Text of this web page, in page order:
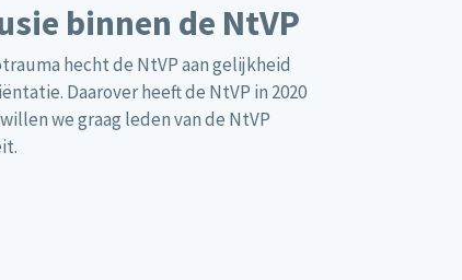
binnen de NtVP
hecht de NtVP aan gelijkheid
Daarover heeft de NtVP in 2020
we graag leden van de NtVP